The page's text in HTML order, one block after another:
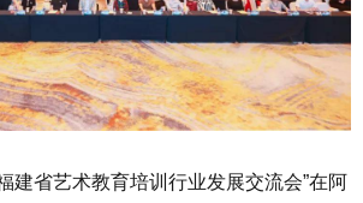
建省艺术教育培训行业发展交流会”在阿